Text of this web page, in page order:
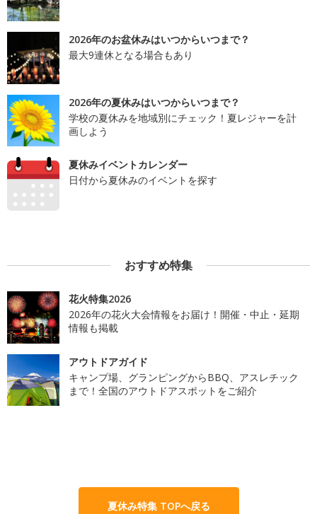
2026年のお盆休みはいつからいつまで？
最大9連休となる場合もあり
2026年の夏休みはいつからいつまで？
学校の夏休みを地域別にチェック！夏レジャーを計
画しよう
夏休みイベントカレンダー
日付から夏休みのイベントを探す
おすすめ特集
花火特集2026
2026年の花火大会情報をお届け！開催・中止・延期
情報も掲載
アウトドアガイド
キャンプ場、グランピングからBBQ、アスレチック
まで！全国のアウトドアスポットをご紹介
夏休み特集 TOPへ戻る